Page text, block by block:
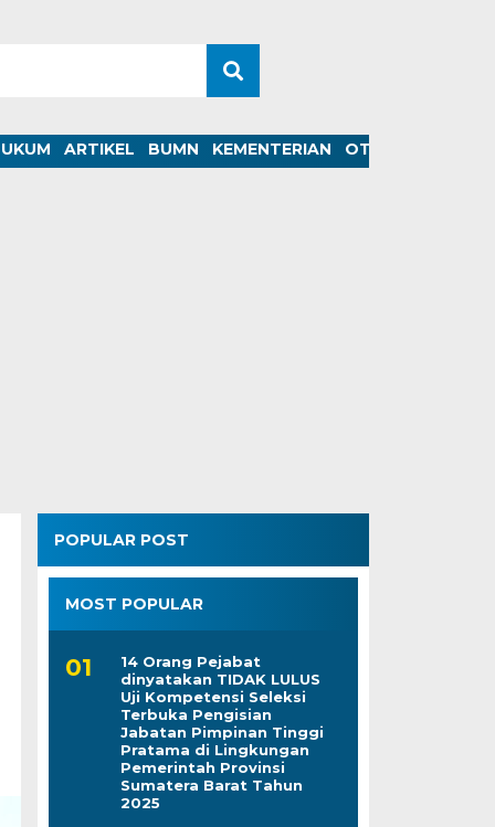
ARTIKEL BUMN KEMENTERIAN OTOMOTIF
POPULAR POST
MOST POPULAR
14 Orang Pejabat
dinyatakan TIDAK LULUS
Uji Kompetensi Seleksi
Terbuka Pengisian
Jabatan Pimpinan Tinggi
Pratama di Lingkungan
Pemerintah Provinsi
Sumatera Barat Tahun
2025